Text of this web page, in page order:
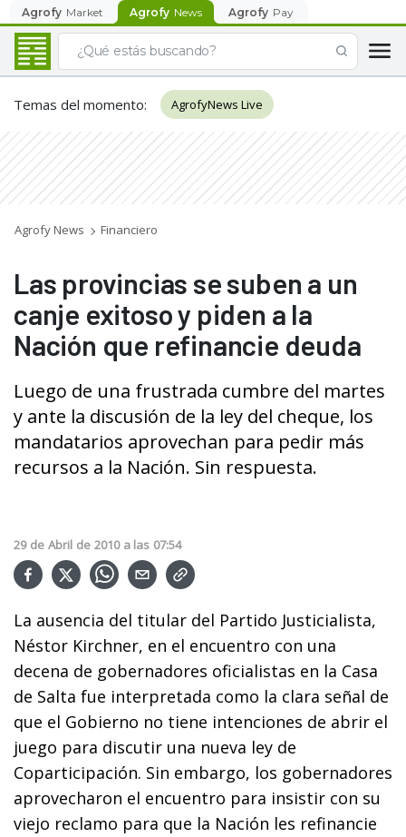
Agrofy Market Agrofy News Agrofy Pay
Temas del momento: AgrofyNews Live
Agrofy News Financiero
Las provincias se suben a un
canje exitoso y piden a la
Nación que refinancie deuda
Luego de una frustrada cumbre del martes
y ante la discusión de la ley del cheque, los
mandatarios aprovechan para pedir más
recursos a la Nación. Sin respuesta.
29 de Abril de 2010 a las 07:54
La ausencia del titular del Partido Justicialista,
Néstor Kirchner, en el encuentro con una
decena de gobernadores oficialistas en la Casa
de Salta fue interpretada como la clara señal de
que el Gobierno no tiene intenciones de abrir el
juego para discutir una nueva ley de
Coparticipación. Sin embargo, los gobernadores
aprovecharon el encuentro para insistir con su
viejo reclamo para que la Nación les refinancie